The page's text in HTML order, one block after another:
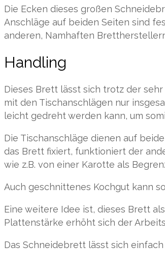
Die Ecken dieses großen
Anschläge auf beiden Seiten sind
anderen, Namhaften
Handling
Dieses Brett lässt sich trotz der
mit den Tischanschlägen nur
leicht gedreht werden kann, um
Die Tischanschläge dienen auf
das Brett fixiert, funktioniert der
wie z.B. von einer Karotte als
Auch geschnittenes Kochgut kann
Eine weitere Idee ist, dieses Brett
Plattenstärke erhöht sich der
Das Schneidebrett lässt sich